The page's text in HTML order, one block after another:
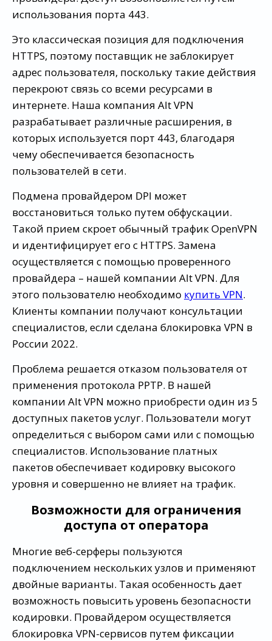
использования порта 443.
Это классическая позиция для подключения
HTTPS, поэтому поставщик не заблокирует
адрес пользователя, поскольку такие действия
перекроют связь со всеми ресурсами в
интернете. Наша компания Alt VPN
разрабатывает различные расширения, в
которых используется порт 443, благодаря
чему обеспечивается безопасность
пользователей в сети.
Подмена провайдером DPI может
восстановиться только путем обфускации.
Такой прием скроет обычный трафик OpenVPN
и идентифицирует его с HTTPS. Замена
осуществляется с помощью проверенного
провайдера – нашей компании Alt VPN. Для
этого пользователю необходимо купить VPN.
Клиенты компании получают консультации
специалистов, если сделана блокировка VPN в
России 2022.
Проблема решается отказом пользователя от
применения протокола PPTP. В нашей
компании Alt VPN можно приобрести один из 5
доступных пакетов услуг. Пользователи могут
определиться с выбором сами или с помощью
специалистов. Использование платных
пакетов обеспечивает кодировку высокого
уровня и совершенно не влияет на трафик.
Возможности для ограничения
доступа от оператора
Многие веб-серферы пользуются
подключением нескольких узлов и применяют
двойные варианты. Такая особенность дает
возможность повысить уровень безопасности
кодировки. Провайдером осуществляется
блокировка VPN-сервисов путем фиксации